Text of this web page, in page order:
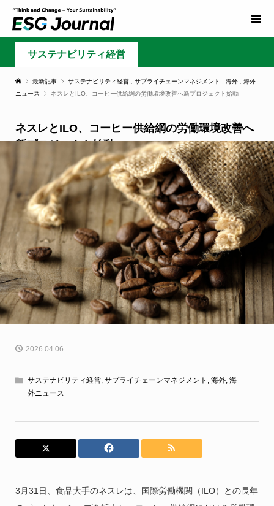
サステナビリティ経営
最新記事 サステナビリティ経営 サプライチェーンマネジメント 海外
海外
ニュース
ネスレとILO、コーヒー供給網の労働環境改善へ新プロジェクト始動
ネスレとILO、コーヒー供給網の労働環境改善へ
新プロジェクト始動
2026.04.06
サステナビリティ経営, サプライチェーンマネジメント 海外, 海
外ニュース
3月31日、食品大手のネスレは、国際労働機関（ILO）との長年